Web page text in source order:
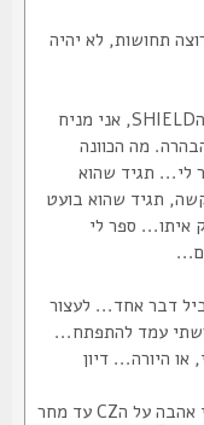
לא יהיה
אם קראתם את הסקירה על הSHIELD, אני מניח
מה הכוונה
תגיד שהוא
שהוא בועט
ספר לי
אחד... לעצור
עמד להתפתח...
דיון
אתה מוזמן לספר לנו סיפורי אהבה על הCZ עד מחר